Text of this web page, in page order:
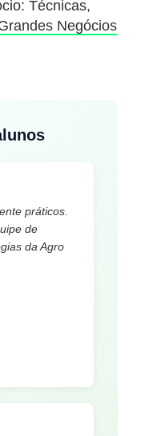
Técnicas,
Negócios
práticos.
de
da Agro